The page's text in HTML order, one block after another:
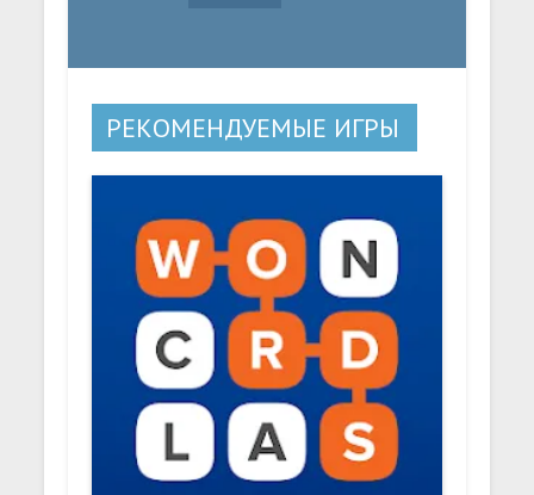
РЕКОМЕНДУЕМЫЕ ИГРЫ